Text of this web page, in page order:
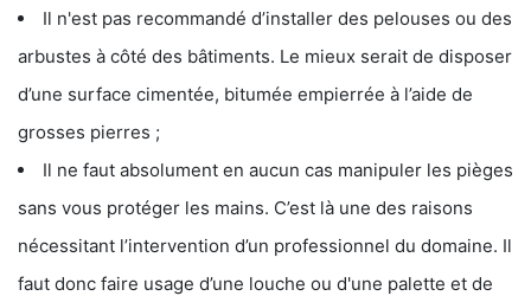
Il n'est pas recommandé d’installer des pelouses ou des
arbustes à côté des bâtiments. Le mieux serait de disposer
d’une surface cimentée, bitumée empierrée à l’aide de
grosses pierres ;
Il ne faut absolument en aucun cas manipuler les pièges
sans vous protéger les mains. C’est là une des raisons
nécessitant l’intervention d’un professionnel du domaine. Il
faut donc faire usage d’une louche ou d'une palette et de